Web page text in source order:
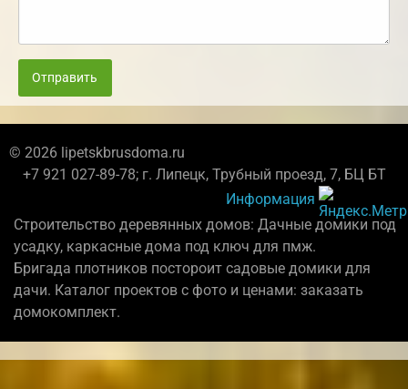
Отправить
© 2026 lipetskbrusdoma.ru
+7 921 027-89-78; г. Липецк, Трубный проезд, 7, БЦ БТ
Информация
Строительство деревянных домов: Дачные домики под
усадку, каркасные дома под ключ для пмж.
Бригада плотников постороит садовые домики для
дачи. Каталог проектов с фото и ценами: заказать
домокомплект.